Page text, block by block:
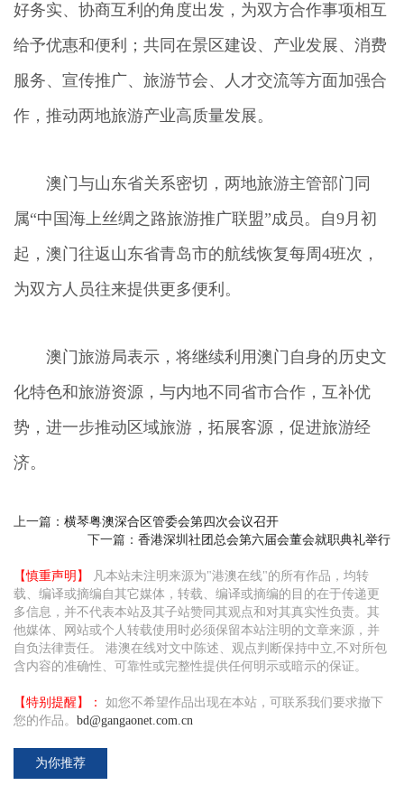
好务实、协商互利的角度出发，为双方合作事项相互
给予优惠和便利；共同在景区建设、产业发展、消费
服务、宣传推广、旅游节会、人才交流等方面加强合
作，推动两地旅游产业高质量发展。
澳门与山东省关系密切，两地旅游主管部门同
属“中国海上丝绸之路旅游推广联盟”成员。自9月初
起，澳门往返山东省青岛市的航线恢复每周4班次，
为双方人员往来提供更多便利。
澳门旅游局表示，将继续利用澳门自身的历史文
化特色和旅游资源，与内地不同省市合作，互补优
势，进一步推动区域旅游，拓展客源，促进旅游经
济。
上一篇： 横琴粤澳深合区管委会第四次会议召开
下一篇： 香港深圳社团总会第六届会董会就职典礼举行
【慎重声明】
凡本站未注明来源为"港澳在线"的所有作品，均转
载、编译或摘编自其它媒体，转载、编译或摘编的目的在于传递更
多信息，并不代表本站及其子站赞同其观点和对其真实性负责。其
他媒体、网站或个人转载使用时必须保留本站注明的文章来源，并
自负法律责任。 港澳在线对文中陈述、观点判断保持中立,不对所包
含内容的准确性、可靠性或完整性提供任何明示或暗示的保证。
【特别提醒】：
如您不希望作品出现在本站，可联系我们要求撤下
您的作品。 bd@gangaonet.com.cn
为你推荐